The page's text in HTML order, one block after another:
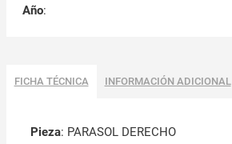
Año:
FICHA TÉCNICA INFORMACIÓN ADICIONAL
Pieza: PARASOL DERECHO